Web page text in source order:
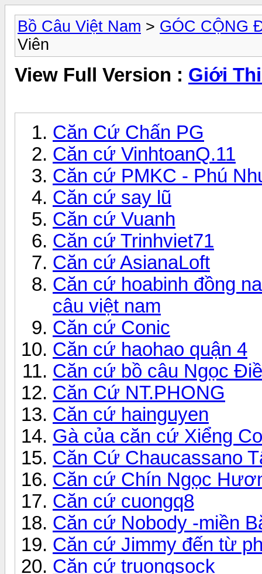
Bồ Câu Việt Nam > GÓC CỘNG
Viên
View Full Version : Giới
Căn Cứ Chấn PG
Căn cứ VinhtoanQ.11
Căn cứ PMKC - Phú
Căn cứ say lũ
Căn cứ Vuanh
Căn cứ Trinhviet71
Căn cứ AsianaLoft
Căn cứ hoabinh đồng
câu việt nam
Căn cứ Conic
Căn cứ haohao quận 4
Căn cứ bồ câu Ngọc
Căn Cứ NT.PHONG
Căn cứ hainguyen
Gà của căn cứ Xiểng
Căn Cứ Chaucassano
Căn cứ Chín Ngọc
Căn cứ cuongq8
Căn cứ Nobody -miền
Căn cứ Jimmy đến từ
Căn cứ truongsock